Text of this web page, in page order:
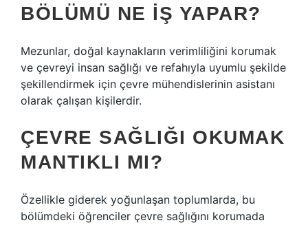
BÖLÜMÜ NE IŞ YAPAR?
Mezunlar, doğal kaynakların verimliliğini korumak
ve çevreyi insan sağlığı ve refahıyla uyumlu şekilde
şekillendirmek için çevre mühendislerinin asistanı
olarak çalışan kişilerdir.
ÇEVRE SAĞLIĞI OKUMAK
MANTIKLI MI?
Özellikle giderek yoğunlaşan toplumlarda, bu
bölümdeki öğrenciler çevre sağlığını korumada